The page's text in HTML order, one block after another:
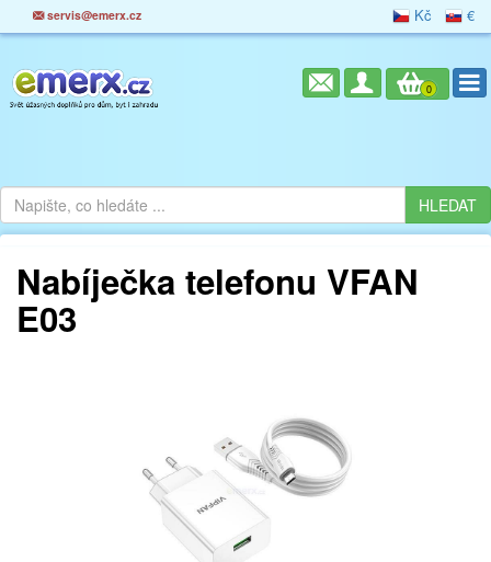
servis@emerx.cz Kč €
0
Nabíječka telefonu VFAN
E03